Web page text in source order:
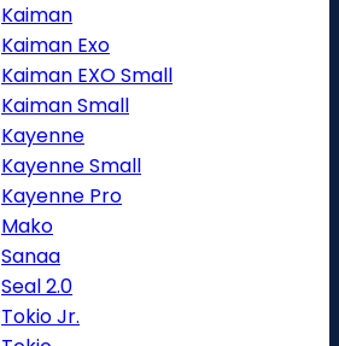
Kaiman
Kaiman Exo
Kaiman EXO Small
Kaiman Small
Kayenne
Kayenne Small
Kayenne Pro
Mako
Sanaa
Seal 2.0
Tokio Jr.